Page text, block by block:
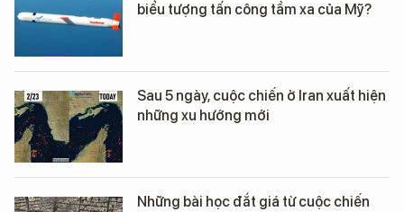
biểu tượng tấn công tầm xa của Mỹ?
Sau 5 ngày, cuộc chiến ở Iran xuất hiện
những xu hướng mới
Những bài học đắt giá từ cuộc chiến